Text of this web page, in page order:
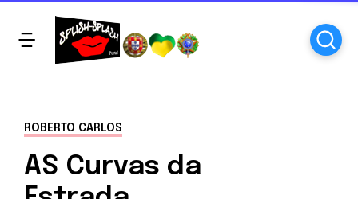
ROBERTO CARLOS
AS Curvas da